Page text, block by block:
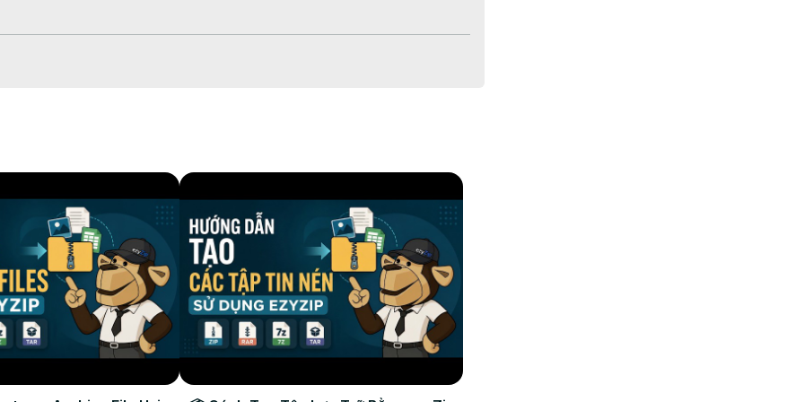
de tasa de bits que tardará algún tiempo en completarse.